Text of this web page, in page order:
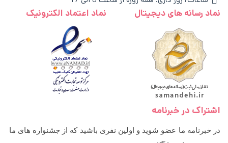
نماد رسانه های دیجیتال نماد اعتماد الکترونیک
اشتراک در خبرنامه
در خبرنامه ما عضو شوید و اولین نفری باشید که از جشنواره های ما